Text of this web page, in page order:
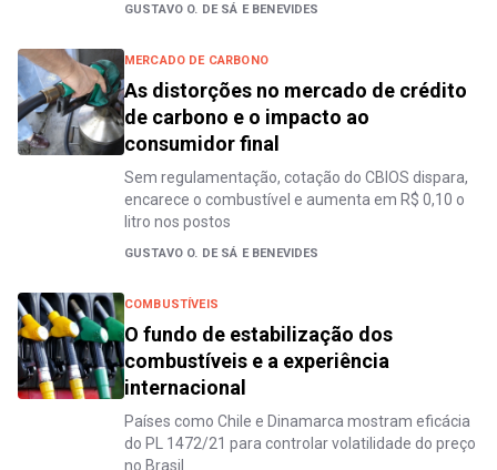
GUSTAVO O. DE SÁ E BENEVIDES
MERCADO DE CARBONO
As distorções no mercado de crédito
de carbono e o impacto ao
consumidor final
Sem regulamentação, cotação do CBIOS dispara,
encarece o combustível e aumenta em R$ 0,10 o
litro nos postos
GUSTAVO O. DE SÁ E BENEVIDES
COMBUSTÍVEIS
O fundo de estabilização dos
combustíveis e a experiência
internacional
Países como Chile e Dinamarca mostram eficácia
do PL 1472/21 para controlar volatilidade do preço
no Brasil